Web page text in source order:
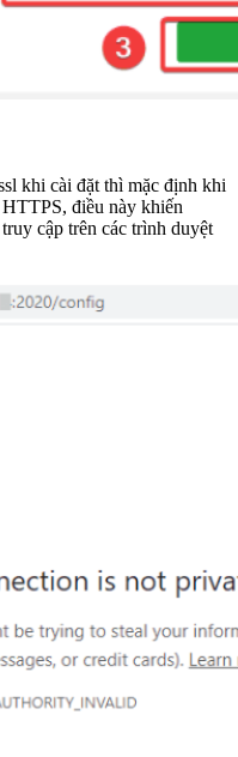
khi cài đặt thì mặc định khi
điều này khiến
cập trên các trình duyệt